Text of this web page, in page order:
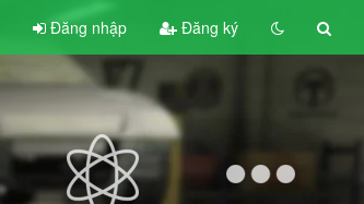
Đăng nhập Đăng ký